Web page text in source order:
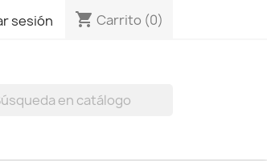
sesión shopping_cart Carrito (0)